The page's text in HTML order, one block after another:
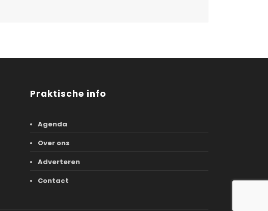
Praktische info
Agenda
Over ons
Adverteren
Contact